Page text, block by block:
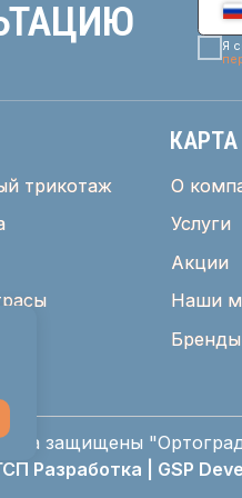
Акции
Наши магазины
Бренды
"Ортоград"
| GSP Development
Акции
Наши магазины
Бренды